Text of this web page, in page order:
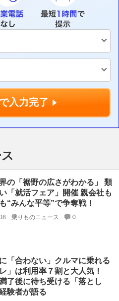
入力完了
の「裾野の広さがわかる」 類
「就活フェア」開催 親会社も
“みんな平等”で争奪戦！
乗りものニュース 0
「合わない」クルマに乗れる
レ」は利用率７割と大人気！
了後に待ち受ける「落とし
験者が語る